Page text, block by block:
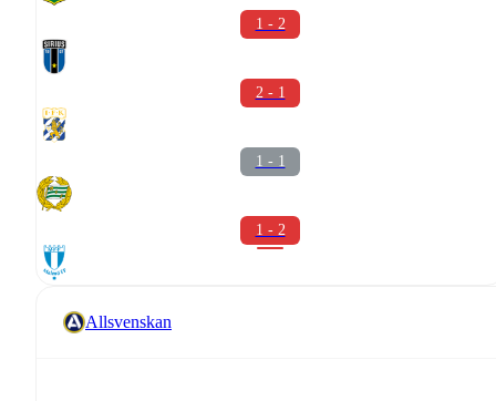
1 - 2
2 - 1
1 - 1
1 - 2
Allsvenskan